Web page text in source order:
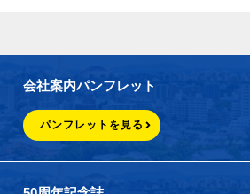
会社案内パンフレット
パンフレットを見る